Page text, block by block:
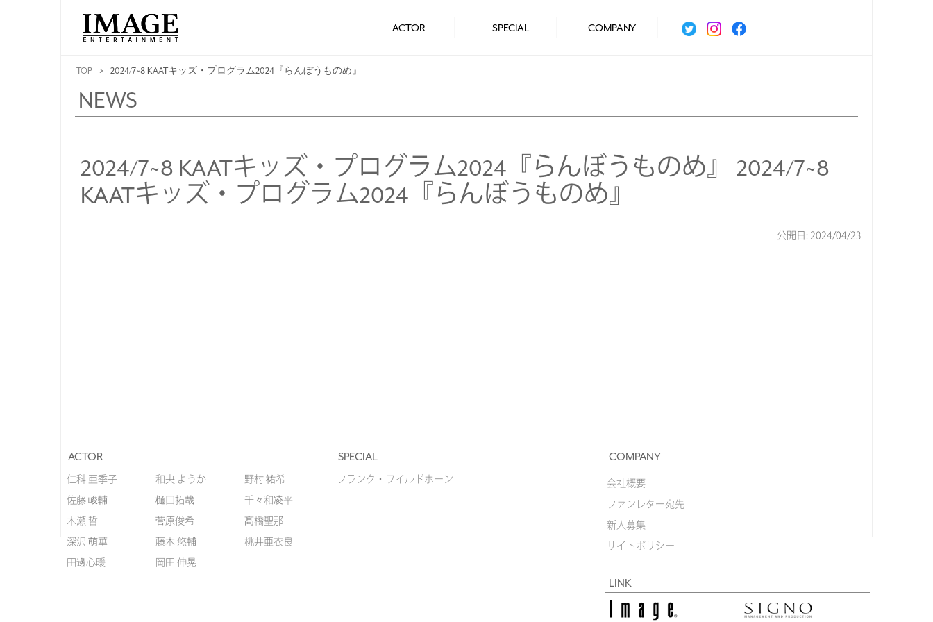
ACTOR SPECIAL COMPANY
TOP > 2024/7~8 KAATキッズ・プログラム2024『らんぼうものめ』
NEWS
2024/7~8 KAATキッズ・プログラム2024『らんぼうものめ』 2024/7~8
KAATキッズ・プログラム2024『らんぼうものめ』
公開日: 2024/04/23
ACTOR
仁科 亜季子 和央 ようか 野村 祐希
佐藤 峻輔 樋口拓哉 千々和凌平
木瀬 哲 菅原俊希 髙橋聖那
深沢 萌華 藤本 悠輔 桃井亜衣良
田邊心暖 岡田 伸晃
SPECIAL
フランク・ワイルドホーン
COMPANY
会社概要
ファンレター宛先
新人募集
サイトポリシー
LINK